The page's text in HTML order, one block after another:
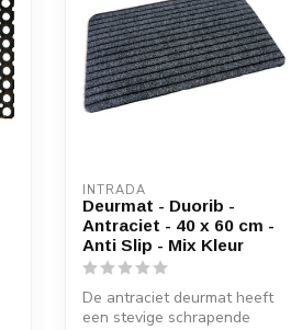
INTRADA
Deurmat - Duorib -
Antraciet - 40 x 60 cm -
Anti Slip - Mix Kleur
De antraciet deurmat heeft
een stevige schrapende